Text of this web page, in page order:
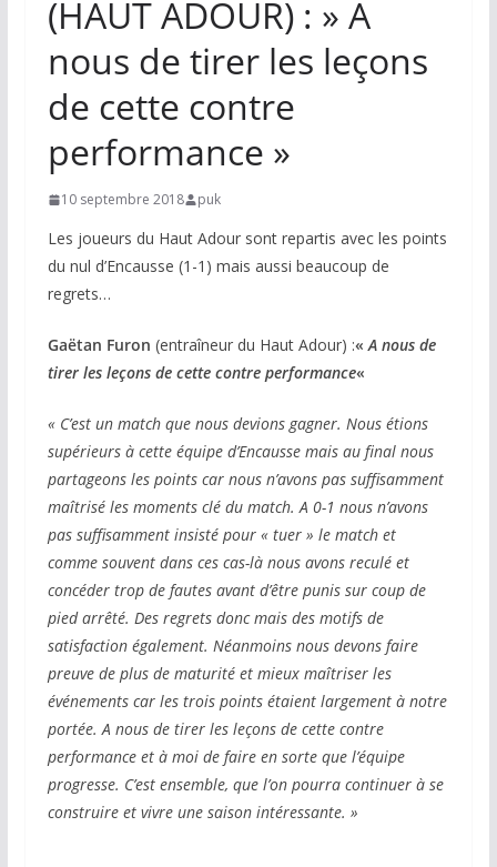
(HAUT ADOUR) : » A
nous de tirer les leçons
de cette contre
performance »
10 septembre 2018 puk
Les joueurs du Haut Adour sont repartis avec les points
du nul d’Encausse (1-1) mais aussi beaucoup de
regrets…
Gaëtan Furon (entraîneur du Haut Adour) :«A nous de
tirer les leçons de cette contre performance«
« C’est un match que nous devions gagner. Nous étions
supérieurs à cette équipe d’Encausse mais au final nous
partageons les points car nous n’avons pas suffisamment
maîtrisé les moments clé du match. A 0-1 nous n’avons
pas suffisamment insisté pour « tuer » le match et
comme souvent dans ces cas-là nous avons reculé et
concéder trop de fautes avant d’être punis sur coup de
pied arrêté. Des regrets donc mais des motifs de
satisfactionégalement. Néanmoins nous devons faire
preuve de plus de maturité et mieux maîtriser les
événements car les trois points étaient largement à notre
portée. A nous de tirer les leçons de cette contre
performance et à moi de faire en sorte que l’équipe
progresse. C’est ensemble, que l’on pourra continuer à se
construire et vivre une saison intéressante. »